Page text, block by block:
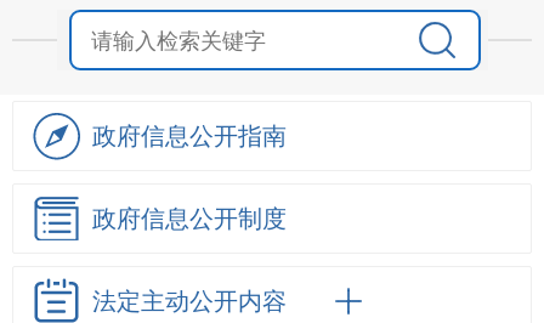
政府信息公开指南
政府信息公开制度
法定主动公开内容